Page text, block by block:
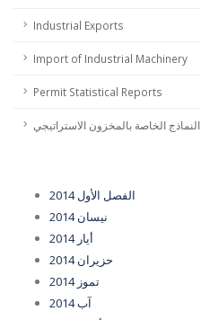
Industrial Exports
Import of Industrial Machinery
Permit Statistical Reports
النماذج الخاصة بالمخزون الاستراتيجي
الفصل الأول 2014
نيسان 2014
أيار 2014
حزيران 2014
تموز 2014
آب 2014